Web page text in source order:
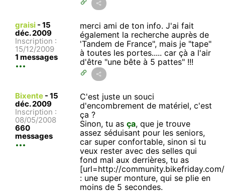
graisi - 15
déc. 2009
Inscription :
15/12/2009
1 messages
merci ami de ton info. J'ai fait
également la recherche auprès de
'Tandem de France", mais je "tape"
à toutes les portes..... car çà a l'air
d'être "une bête à 5 pattes" !!!
Bixente - 15
déc. 2009
Inscription :
08/05/2008
660
messages
C'est juste un souci
d'encombrement de matériel, c'est
ça ?
Sinon, tu asça, que je trouve
assez séduisant pour les seniors,
car super confortable, sinon si tu
veux rester avec des selles qui
fond mal aux derrières, tu as
[url=http://
: une super monture, qui se plie en
moins de 5 secondes.